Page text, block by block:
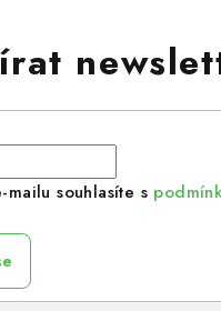
a
c
í
p
v
k
y
v
á
n
mailu souhlasíte s